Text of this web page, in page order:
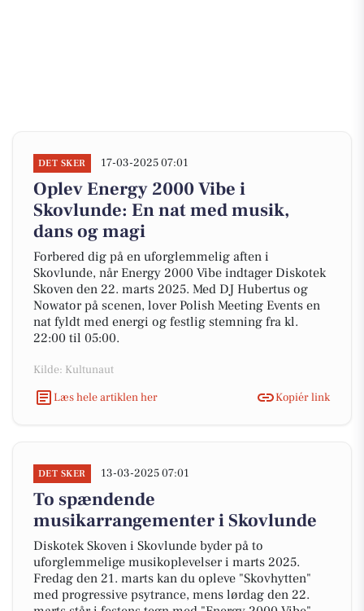
DET SKER 17-03-2025 07:01
Oplev Energy 2000 Vibe i
Skovlunde: En nat med musik,
dans og magi
Forbered dig på en uforglemmelig aften i
Skovlunde, når Energy 2000 Vibe indtager Diskotek
Skoven den 22. marts 2025. Med DJ Hubertus og
Nowator på scenen, lover Polish Meeting Events en
nat fyldt med energi og festlig stemning fra kl.
22:00 til 05:00.
Kilde: Kultunaut
Læs hele artiklen her
Kopiér link
DET SKER 13-03-2025 07:01
To spændende
musikarrangementer i Skovlunde
Diskotek Skoven i Skovlunde byder på to
uforglemmelige musikoplevelser i marts 2025.
Fredag den 21. marts kan du opleve "Skovhytten"
med progressive psytrance, mens lørdag den 22.